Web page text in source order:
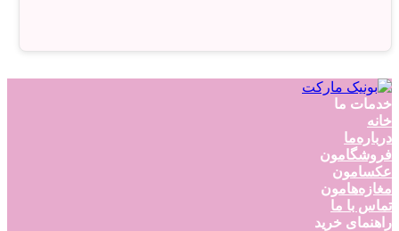
خدمات ما
خانه
درباره‌ما
فروشگامون
عکسامون
مغازه‌هامون
تماس با ما
راهنمای خرید